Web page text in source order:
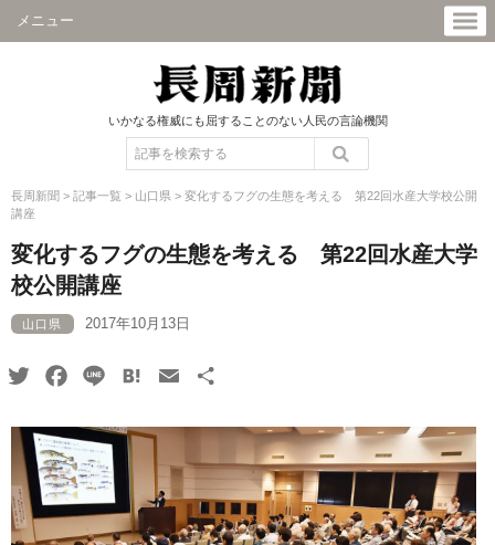
メニュー
いかなる権威にも屈することのない人民の言論機関
長周新聞 > 記事一覧 > 山口県 > 変化するフグの生態を考える 第22回水産大学校公開
講座
変化するフグの生態を考える 第22回水産大学
校公開講座
山口県 2017年10月13日
TwitterFacebook
Line HatenaEmail